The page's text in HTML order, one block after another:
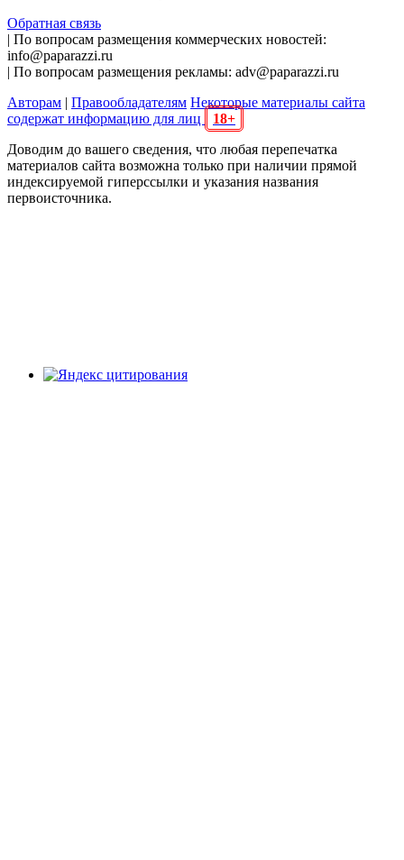
Обратная связь
| По вопросам размещения коммерческих новостей:
info@paparazzi.ru
| По вопросам размещения рекламы: adv@paparazzi.ru
Авторам | Правообладателям Некоторые материалы сайта
содержат информацию для лиц
18+
Доводим до вашего сведения, что любая перепечатка
материалов сайта возможна только при наличии прямой
индексируемой гиперссылки и указания названия
первоисточника.